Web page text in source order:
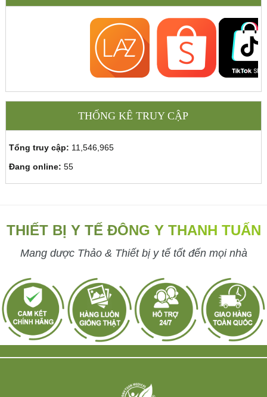
THỐNG KÊ TRUY CẬP
Tổng truy cập: 11,546,965
Đang online: 55
THIẾT BỊ Y TẾ ĐÔNG Y THANH TUẤN
Mang dược Thảo & Thiết bị y tế tốt đến mọi nhà